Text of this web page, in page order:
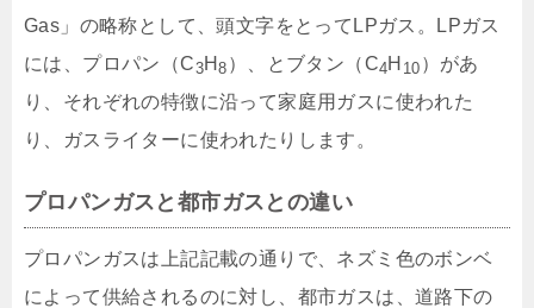
Gas」の略称として、頭文字をとってLPガス。LPガス
には、プロパン（C3H8 ）、とブタン（C4H 10 ）があ
り、それぞれの特徴に沿って家庭用ガスに使われた
り、ガスライターに使われたりします。
プロパンガスと都市ガスとの違い
プロパンガスは上記記載の通りで、ネズミ色のボンベ
によって供給されるのに対し、都市ガスは、道路下の